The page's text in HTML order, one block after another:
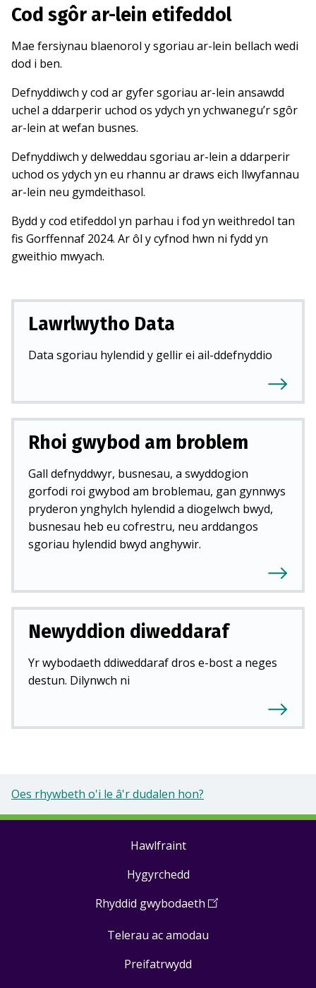
Cod sgôr ar-lein etifeddol
Mae fersiynau blaenorol y sgoriau ar-lein bellach wedi
dod i ben.
Defnyddiwch y cod ar gyfer sgoriau ar-lein ansawdd
uchel a ddarperir uchod os ydych yn ychwanegu’r sgôr
ar-lein at wefan busnes.
Defnyddiwch y delweddau sgoriau ar-lein a ddarperir
uchod os ydych yn eu rhannu ar draws eich llwyfannau
ar-lein neu gymdeithasol.
Bydd y cod etifeddol yn parhau i fod yn weithredol tan
fis Gorffennaf 2024. Ar ôl y cyfnod hwn ni fydd yn
gweithio mwyach.
Lawrlwytho Data
Data sgoriau hylendid y gellir ei ail-ddefnyddio
Rhoi gwybod am broblem
Gall defnyddwyr, busnesau, a swyddogion
gorfodi roi gwybod am broblemau, gan gynnwys
pryderon ynghylch hylendid a diogelwch bwyd,
busnesau heb eu cofrestru, neu arddangos
sgoriau hylendid bwyd anghywir.
Newyddion diweddaraf
Yr wybodaeth ddiweddaraf dros e-bost a neges
destun. Dilynwch ni
Oes rhywbeth o'i le â'r dudalen hon?
Hawlfraint
Hygyrchedd
Rhyddid gwybodaeth (Open
a
Telerau ac amodau
Preifatrwydd